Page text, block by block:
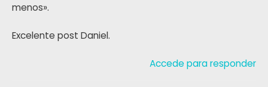
menos».
Excelente post Daniel.
Accede para responder